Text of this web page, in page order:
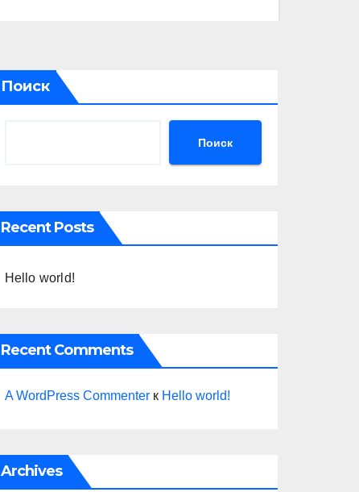
Поиск
Поиск
Recent Posts
Hello world!
Recent Comments
A WordPress Commenterк Hello world!
Archives